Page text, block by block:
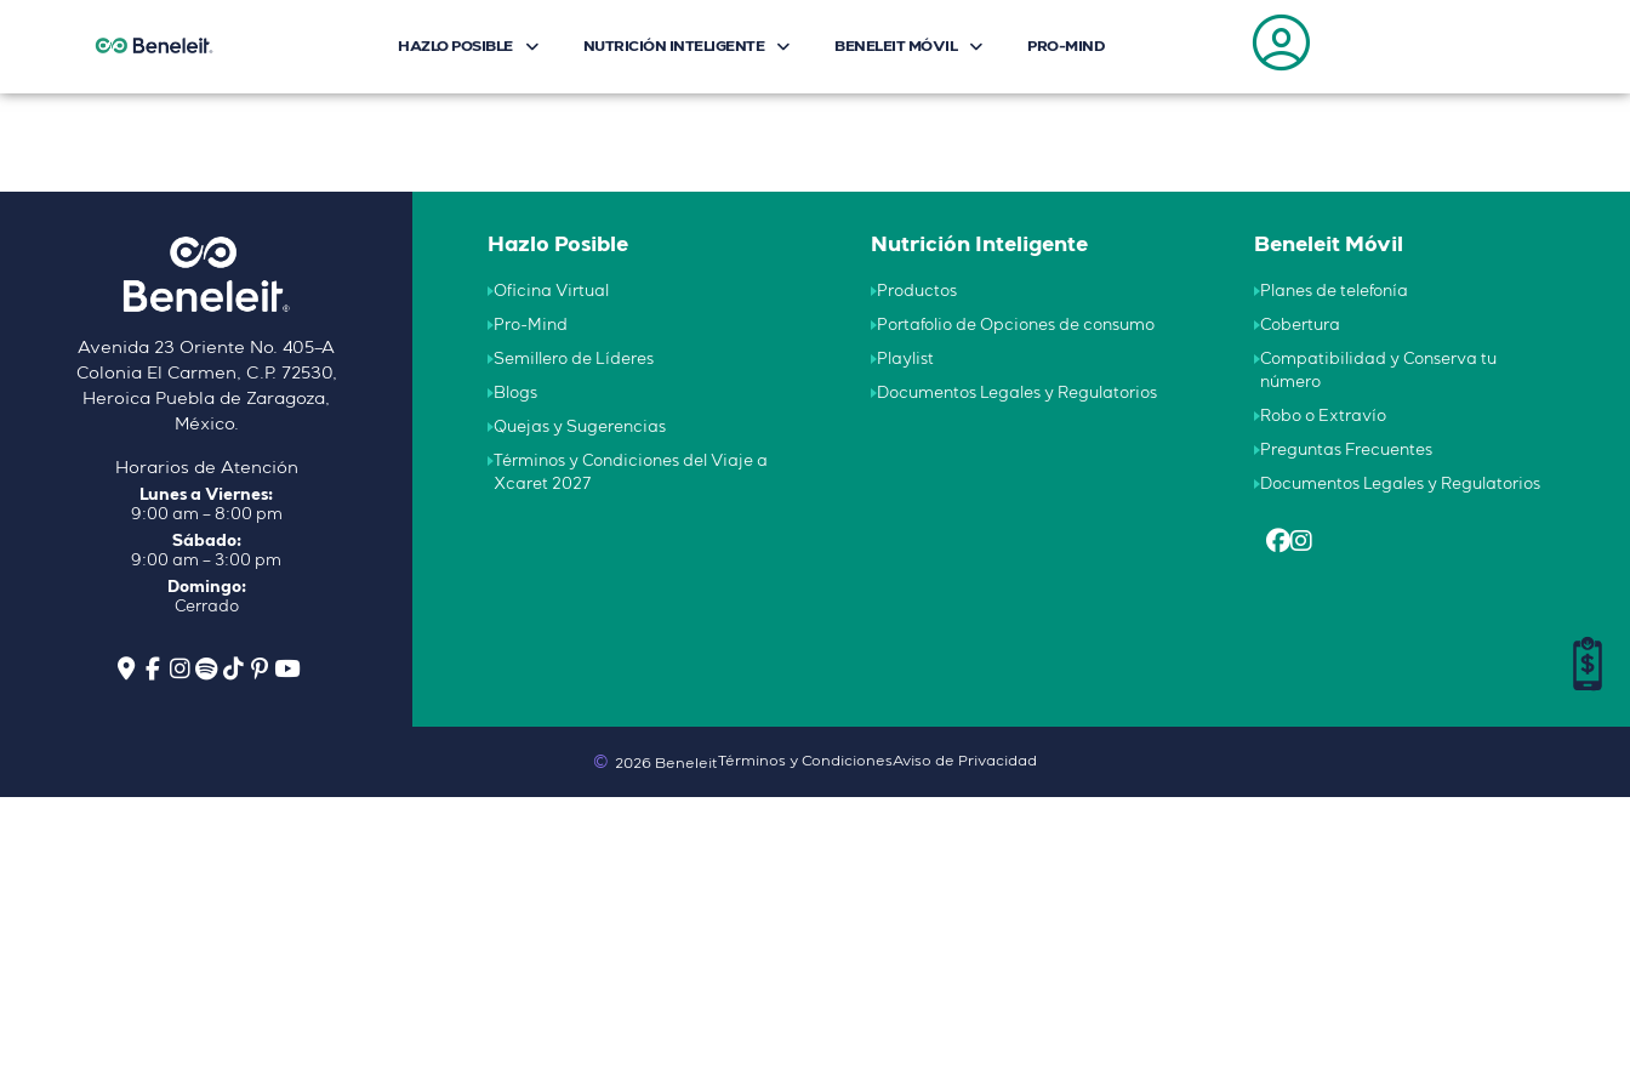
HAZLO POSIBLE NUTRICIÓN INTELIGENTE BENELEIT MÓVIL PRO-MIND
Avenida 23 Oriente No. 405–A
Colonia El Carmen, C.P. 72530,
Heroica Puebla de Zaragoza,
México.
Horarios de Atención
Lunes a Viernes:
9:00 am – 8:00 pm
Sábado:
9:00 am – 3:00 pm
Domingo:
Cerrado
Hazlo Posible
Oficina Virtual
Pro-Mind
Semillero de Líderes
Blogs
Quejas y Sugerencias
Términos y Condiciones del Viaje a
Xcaret 2027
Nutrición Inteligente
Productos
Portafolio de Opciones de consumo
Playlist
Documentos Legales y Regulatorios
Beneleit Móvil
Planes de telefonía
Cobertura
Compatibilidad y Conserva tu
número
Robo o Extravío
Preguntas Frecuentes
Documentos Legales y Regulatorios
© 2026 BeneleitTérminos y CondicionesAviso de Privacidad